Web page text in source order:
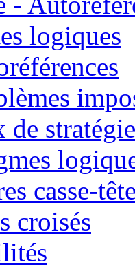
logiques
de stratégie
casse-
croisés